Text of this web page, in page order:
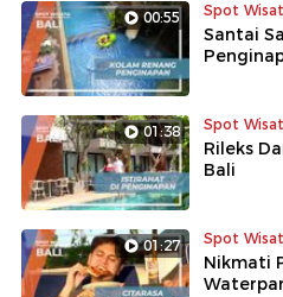
00:55 Spot
Santai
01:38 Spot
Rileks
Bali
01:27 Spot
Nikmati